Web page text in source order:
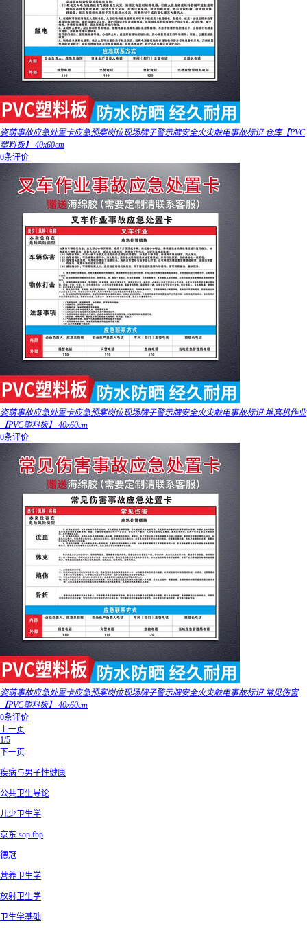
姿萌事故应急处置卡应急预案岗位现场牌子警示牌安全火灾触电事故标识 仓库【PVC
塑料板】 40x60cm
0条评价
姿萌事故应急处置卡应急预案岗位现场牌子警示牌安全火灾触电事故标识 堆高机作业
【PVC塑料板】 40x60cm
0条评价
姿萌事故应急处置卡应急预案岗位现场牌子警示牌安全火灾触电事故标识 常见伤害
【PVC塑料板】 40x60cm
0条评价
上一页
1/5
下一页
疾病与男子性健康
公共卫生导论
儿少卫生学
京东 sop fbp
德冠
营养卫生学
放射卫生学
卫生学基础